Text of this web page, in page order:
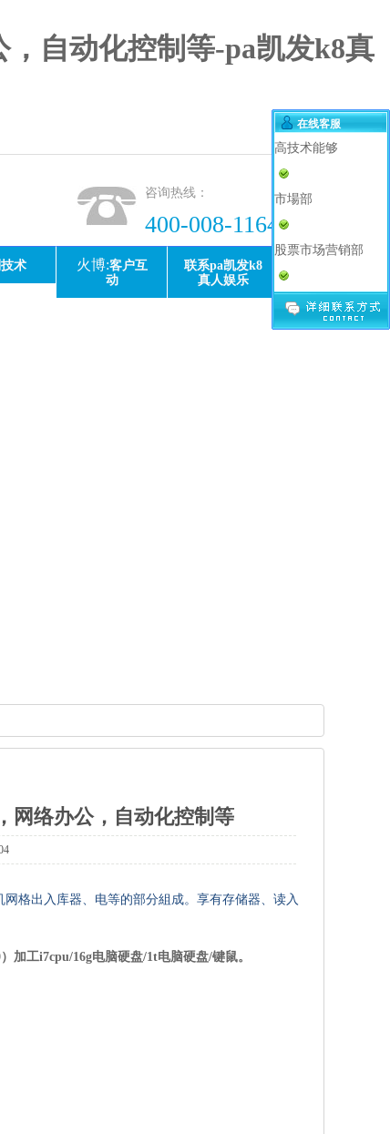
自动化控制等-pa凯发k8真
咨询热线：
400-008-1164
术 火博:客户互
动
联系pa凯发k8
真人娱乐
网络办公，自动化控制等
格出入库器、电等的部分組成。享有存储器、读入
加工i7cpu/16g电脑硬盘/1t电脑硬盘/键鼠。
在线客服
高技术能够
市場部
股票市场营销部